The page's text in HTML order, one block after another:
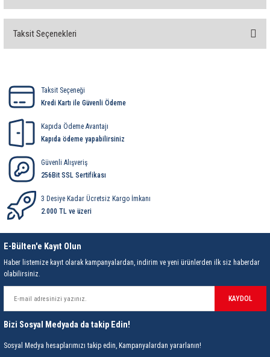
Taksit Seçenekleri
3 Desiye Kadar Ücretsiz Kargo İmkanı
2.000 TL ve üzeri
Kapıda Ödeme Avantajı
Kapıda ödeme yapabilirsiniz
Güvenli Alışveriş
256Bit SSL Sertifikası
Taksit Seçeneği
Kredi Kartı ile Güvenli Ödeme
E-Bülten'e Kayıt Olun
Haber listemize kayıt olarak kampanyalardan, indirim ve yeni ürünlerden ilk siz haberdar
olabilirsiniz.
KAYDOL
Bizi Sosyal Medyada da takip Edin!
Sosyal Medya hesaplarımızı takip edin, Kampanyalardan yararlanın!